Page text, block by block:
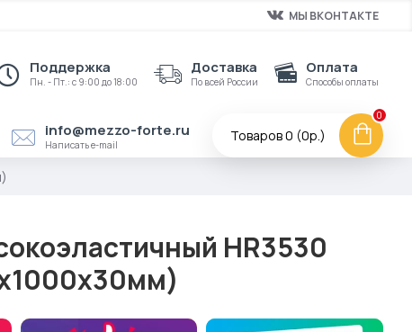
МЫ ВКОНТАКТЕ
Поддержка
Пн. - Пт.: с 9:00 до 18:00
Доставка
По всей России
Оплата
Способы оплаты
info@mezzo-forte.ru
Написать e-mail
Товаров 0 (0р.)
0
HR3530